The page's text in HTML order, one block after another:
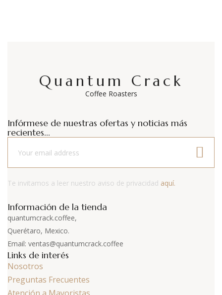
Quantum Crack
Coffee Roasters
Infórmese de nuestras ofertas y noticias más
recientes...
Te invitamos a leer nuestro aviso de privacidad aquí.
Información de la tienda
quantumcrack.coffee,
Querétaro, Mexico.
Email: ventas@quantumcrack.coffee
Links de interés
Nosotros
Preguntas Frecuentes